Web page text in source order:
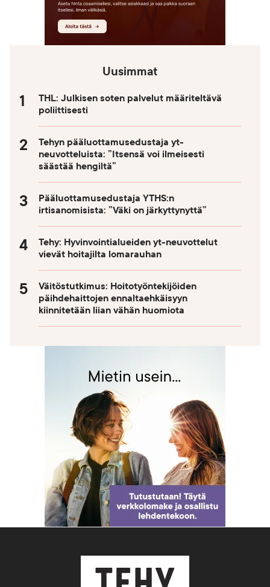
Uusimmat
THL: Julkisen soten palvelut määriteltävä
poliittisesti
Tehyn pääluottamusedustaja yt-
neuvotteluista: ”Itsensä voi ilmeisesti
säästää hengiltä”
Pääluottamusedustaja YTHS:n
irtisanomisista: ”Väki on järkyttynyttä”
Tehy: Hyvinvointialueiden yt-neuvottelut
vievät hoitajilta lomarauhan
Väitöstutkimus: Hoitotyöntekijöiden
päihdehaittojen ennaltaehkäisyyn
kiinnitetään liian vähän huomiota